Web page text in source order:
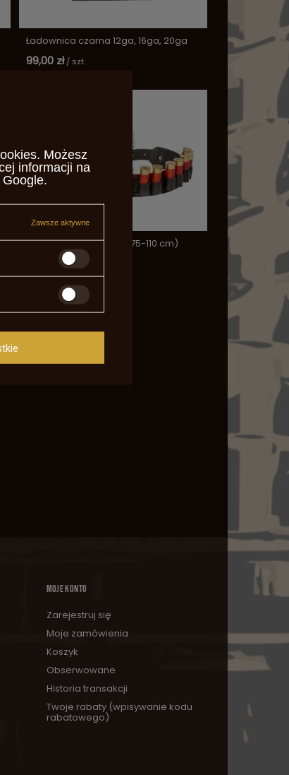
Ładownica czarna 12ga, 16ga, 20ga
99,00 zł / szt.
Pas czarny śrutowy M (75-110 cm)
195,00 zł/ szt.
MOJE KONTO
Zarejestruj się
Moje zamówienia
Koszyk
Obserwowane
Historia transakcji
Twoje rabaty (wpisywanie kodu
rabatowego)
. Możesz
informacji na
.
Zawsze aktywne